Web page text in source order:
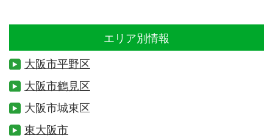
エリア別情報
大阪市平野区
大阪市鶴見区
大阪市城東区
東大阪市